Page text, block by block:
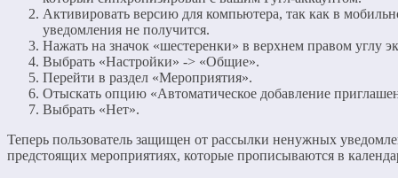
Активировать версию для компьютера, так как в
уведомления не получится.
Нажать на значок «шестеренки» в верхнем правом углу
Выбрать «Настройки» -> «Общие».
Перейти в раздел «Мероприятия».
Отыскать опцию «Автоматическое добавление
Выбрать «Нет».
Теперь пользователь защищен от рассылки ненужных
предстоящих мероприятиях, которые прописываются в